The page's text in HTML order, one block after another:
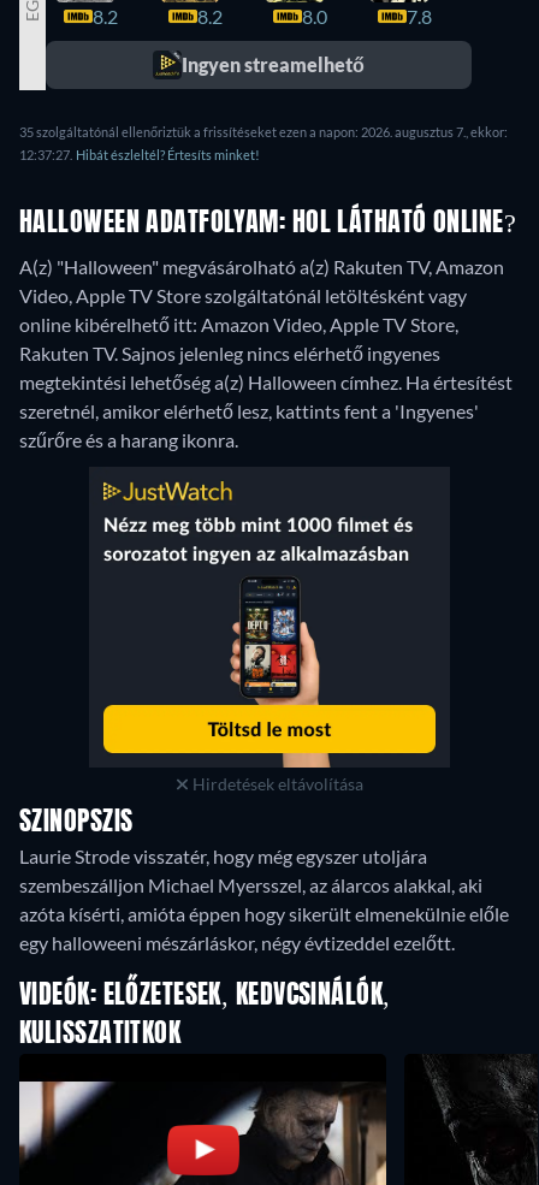
8.2 8.2 8.0 7.8
Ingyen streamelhető
35 szolgáltatónál ellenőriztük a frissítéseket ezen a napon: 2026. augusztus 7., ekkor:
12:37:27. Hibát észleltél? Értesíts minket!
HALLOWEEN ADATFOLYAM: HOL LÁTHATÓ ONLINE?
A(z) "Halloween" megvásárolható a(z) Rakuten TV, Amazon
Video, Apple TV Store szolgáltatónál letöltésként vagy
online kibérelhető itt: Amazon Video, Apple TV Store,
Rakuten TV.Sajnos jelenleg nincs elérhető ingyenes
megtekintési lehetőség a(z) Halloween címhez. Ha értesítést
szeretnél, amikor elérhető lesz, kattints fent a 'Ingyenes'
szűrőre és a harang ikonra.
Hirdetések eltávolítása
SZINOPSZIS
Laurie Strode visszatér, hogy még egyszer utoljára
szembeszálljon Michael Myersszel, az álarcos alakkal, aki
azóta kísérti, amióta éppen hogy sikerült elmenekülnie előle
egy halloweeni mészárláskor, négy évtizeddel ezelőtt.
VIDEÓK: ELŐZETESEK, KEDVCSINÁLÓK,
KULISSZATITKOK